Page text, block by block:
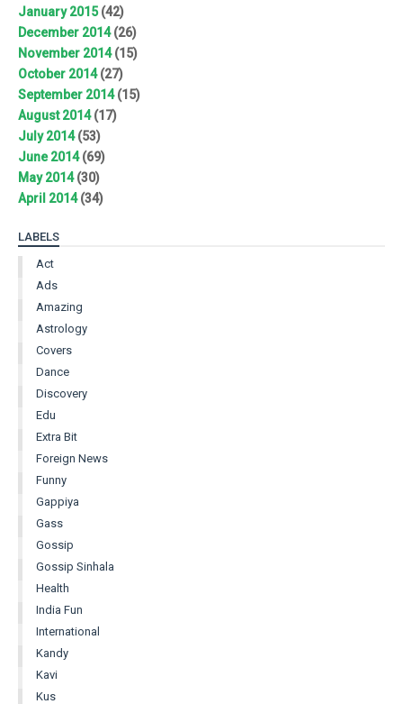
January 2015(42)
December 2014(26)
November 2014(15)
October 2014(27)
September 2014(15)
August 2014(17)
July 2014(53)
June 2014(69)
May 2014(30)
April 2014(34)
LABELS
Act
Ads
Amazing
Astrology
Covers
Dance
Discovery
Edu
Extra Bit
Foreign News
Funny
Gappiya
Gass
Gossip
Gossip Sinhala
Health
India Fun
International
Kandy
Kavi
Kus